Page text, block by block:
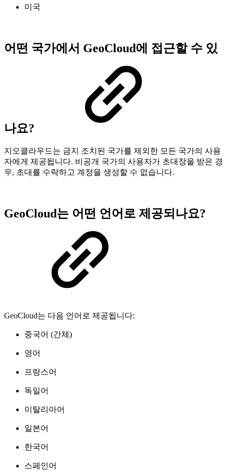
미국
어떤 국가에서 GeoCloud에 접근할 수 있
나요?
지오클라우드는 금지 조치된 국가를 제외한 모든 국가의 사용
자에게 제공됩니다. 비공개 국가의 사용자가 초대장을 받은 경
우, 초대를 수락하고 계정을 생성할 수 없습니다.
GeoCloud는 어떤 언어로 제공되나요?
GeoCloud는 다음 언어로 제공됩니다:
중국어 (간체)
영어
프랑스어
독일어
이탈리아어
일본어
한국어
스페인어